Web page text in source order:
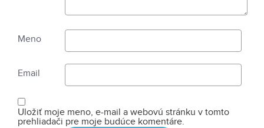
Meno
Email
Uložiť moje meno, e-mail a webovú stránku v tomto
prehliadači pre moje budúce komentáre.